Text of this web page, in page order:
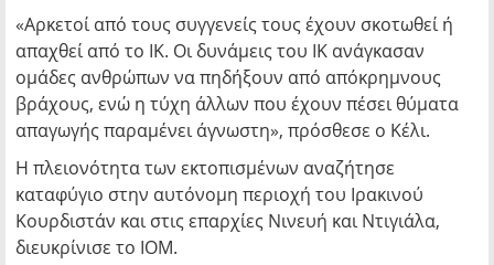
«Αρκετοί από τους συγγενείς τους έχουν σκοτωθεί ή
απαχθεί από το ΙΚ. Οι δυνάμεις του ΙΚ ανάγκασαν
ομάδες ανθρώπων να πηδήξουν από απόκρημνους
βράχους, ενώ η τύχη άλλων που έχουν πέσει θύματα
απαγωγής παραμένει άγνωστη», πρόσθεσε ο Κέλι.
Η πλειονότητα των εκτοπισμένων αναζήτησε
καταφύγιο στην αυτόνομη περιοχή του Ιρακινού
Κουρδιστάν και στις επαρχίες Νινευή και Ντιγιάλα,
διευκρίνισε το ΙΟΜ.